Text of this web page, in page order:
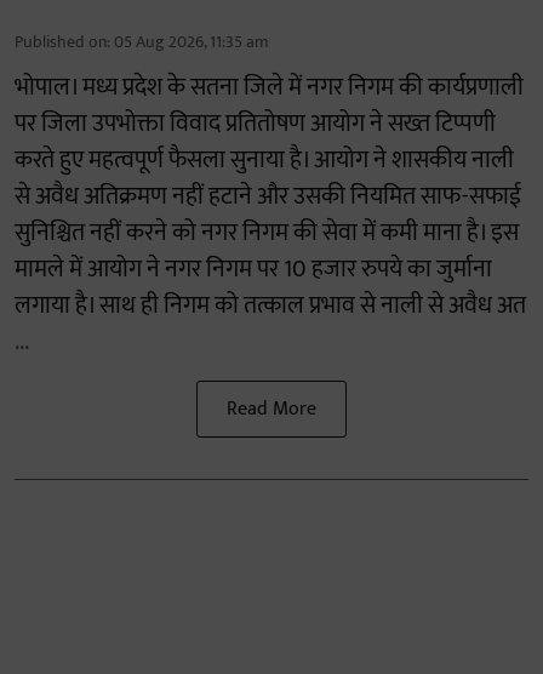
Published on: 05 Aug 2026, 11:35 am
भोपाल। मध्य प्रदेश के सतना जिले में नगर निगम की कार्यप्रणाली
पर जिला उपभोक्ता विवाद प्रतितोषण आयोग ने सख्त टिप्पणी
करते हुए महत्वपूर्ण फैसला सुनाया है। आयोग ने शासकीय नाली
से अवैध अतिक्रमण नहीं हटाने और उसकी नियमित साफ-सफाई
सुनिश्चित नहीं करने को नगर निगम की सेवा में कमी माना है। इस
मामले में आयोग ने नगर निगम पर 10 हजार रुपये का जुर्माना
लगाया है। साथ ही निगम को तत्काल प्रभाव से नाली से अवैध अत
...
Read More